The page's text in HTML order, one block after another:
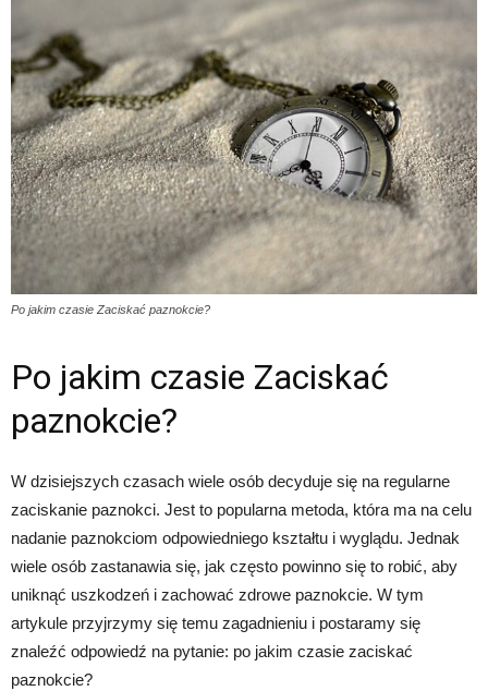
Po jakim czasie Zaciskać paznokcie?
Po jakim czasie Zaciskać
paznokcie?
W dzisiejszych czasach wiele osób decyduje się na regularne
zaciskanie paznokci. Jest to popularna metoda, która ma na celu
nadanie paznokciom odpowiedniego kształtu i wyglądu. Jednak
wiele osób zastanawia się, jak często powinno się to robić, aby
uniknąć uszkodzeń i zachować zdrowe paznokcie. W tym
artykule przyjrzymy się temu zagadnieniu i postaramy się
znaleźć odpowiedź na pytanie: po jakim czasie zaciskać
paznokcie?